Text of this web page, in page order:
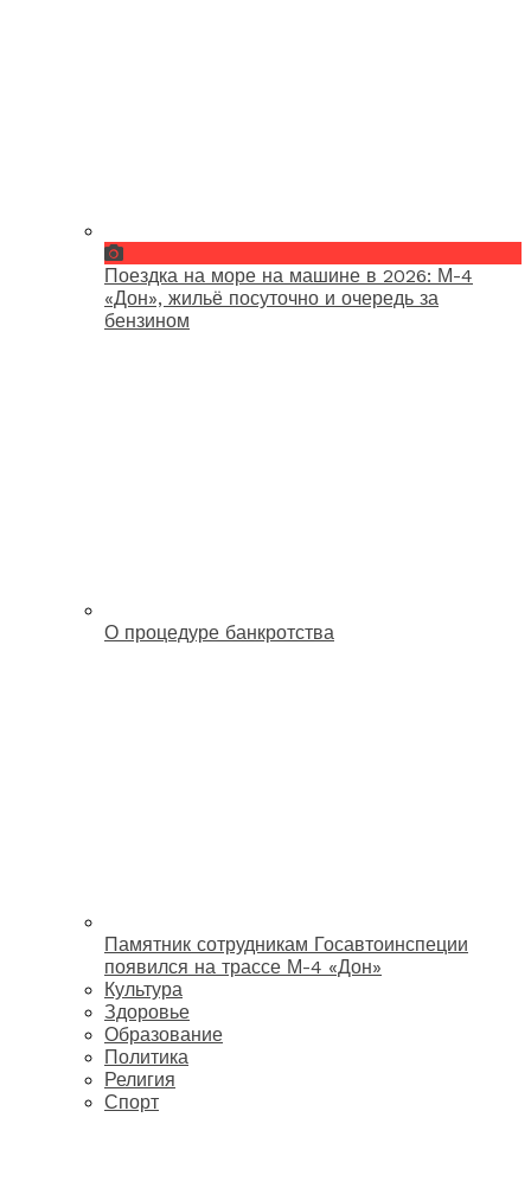
Поездка на море на машине в 2026: М-4
«Дон», жильё посуточно и очередь за
бензином
О процедуре банкротства
Памятник сотрудникам Госавтоинспеции
появился на трассе М-4 «Дон»
Культура
Здоровье
Образование
Политика
Религия
Спорт